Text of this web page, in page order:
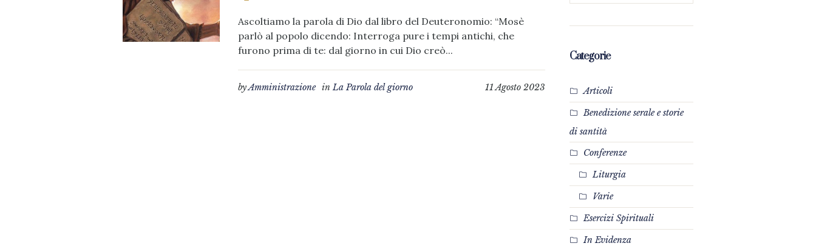
Ascoltiamo la parola di Dio dal libro del Deuteronomio: “Mosè
parlò al popolo dicendo: Interroga pure i tempi antichi, che
furono prima di te: dal giorno in cui Dio creò...
11 Agosto 2023
byAmministrazione inLa Parola del giorno
Categorie
Articoli
Benedizione serale e storie
di santità
Conferenze
Liturgia
Varie
Esercizi Spirituali
In Evidenza